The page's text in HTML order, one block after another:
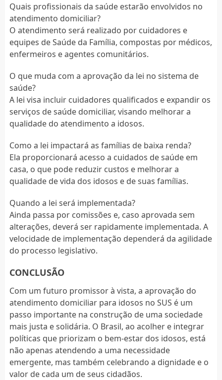
Quais profissionais da saúde estarão envolvidos no
atendimento domiciliar?
O atendimento será realizado por cuidadores e
equipes de Saúde da Família, compostas por médicos,
enfermeiros e agentes comunitários.
O que muda com a aprovação da lei no sistema de
saúde?
A lei visa incluir cuidadores qualificados e expandir os
serviços de saúde domiciliar, visando melhorar a
qualidade do atendimento a idosos.
Como a lei impactará as famílias de baixa renda?
Ela proporcionará acesso a cuidados de saúde em
casa, o que pode reduzir custos e melhorar a
qualidade de vida dos idosos e de suas famílias.
Quando a lei será implementada?
Ainda passa por comissões e, caso aprovada sem
alterações, deverá ser rapidamente implementada. A
velocidade de implementação dependerá da agilidade
do processo legislativo.
CONCLUSÃO
Com um futuro promissor à vista, a aprovação do
atendimento domiciliar para idosos no SUS é um
passo importante na construção de uma sociedade
mais justa e solidária. O Brasil, ao acolher e integrar
políticas que priorizam o bem-estar dos idosos, está
não apenas atendendo a uma necessidade
emergente, mas também celebrando a dignidade e o
valor de cada um de seus cidadãos.